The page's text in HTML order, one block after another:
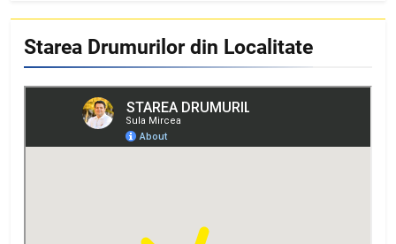
Starea Drumurilor din Localitate